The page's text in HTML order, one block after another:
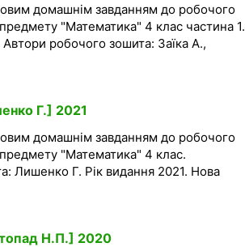
домашнім завданням до робочого
предмету "Математика" 4 клас частина 1.
робочого зошита: Заїка А.,
Г.] 2021
домашнім завданням до робочого
предмету "Математика" 4 клас.
Лишенко Г. Рік видання 2021. Нова
Н.П.] 2020